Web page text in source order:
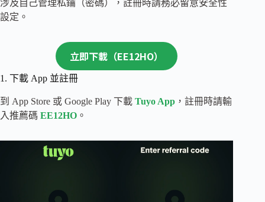
涉及自己管理私鑰（密碼），註冊時請務必留意安全性
設定。
立即下載（EE12HO）
1. 下載 App 並註冊
到 App Store 或 Google Play 下載 Tuyo App ，註冊時請輸
入推薦碼 EE12HO 。